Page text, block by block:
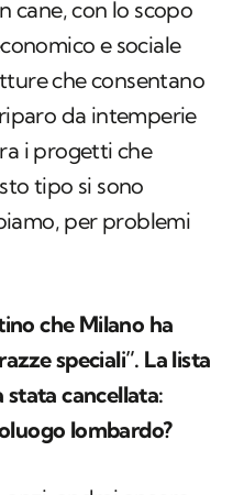
da intemperie
i progetti che
tipo si sono
per problemi
che Milano ha
speciali”. La lista
lombardo?
andrei ancora
per